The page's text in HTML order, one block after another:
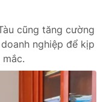
cũng tăng cường
nghiệp để kịp